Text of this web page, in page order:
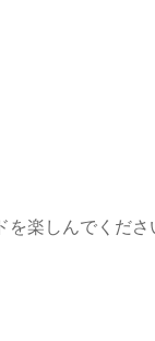
を楽しんでくださ